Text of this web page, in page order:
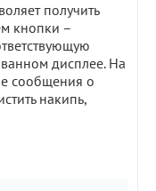
получить
кнопки –
дисплее. На
сообщения о
накипь,